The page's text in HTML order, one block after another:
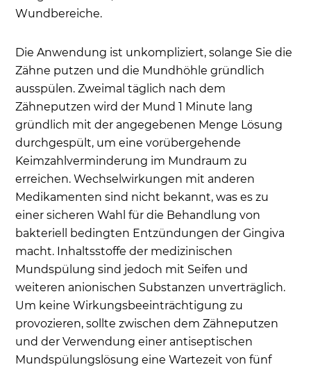
Wundbereiche.
Die Anwendung ist unkompliziert, solange Sie die
Zähne putzen und die Mundhöhle gründlich
ausspülen. Zweimal täglich nach dem
Zähneputzen wird der Mund 1 Minute lang
gründlich mit der angegebenen Menge Lösung
durchgespült, um eine vorübergehende
Keimzahlverminderung im Mundraum zu
erreichen. Wechselwirkungen mit anderen
Medikamenten sind nicht bekannt, was es zu
einer sicheren Wahl für die Behandlung von
bakteriell bedingten Entzündungen der Gingiva
macht. Inhaltsstoffe der medizinischen
Mundspülung sind jedoch mit Seifen und
weiteren anionischen Substanzen unverträglich.
Um keine Wirkungsbeeinträchtigung zu
provozieren, sollte zwischen dem Zähneputzen
und der Verwendung einer antiseptischen
Mundspülungslösung eine Wartezeit von fünf